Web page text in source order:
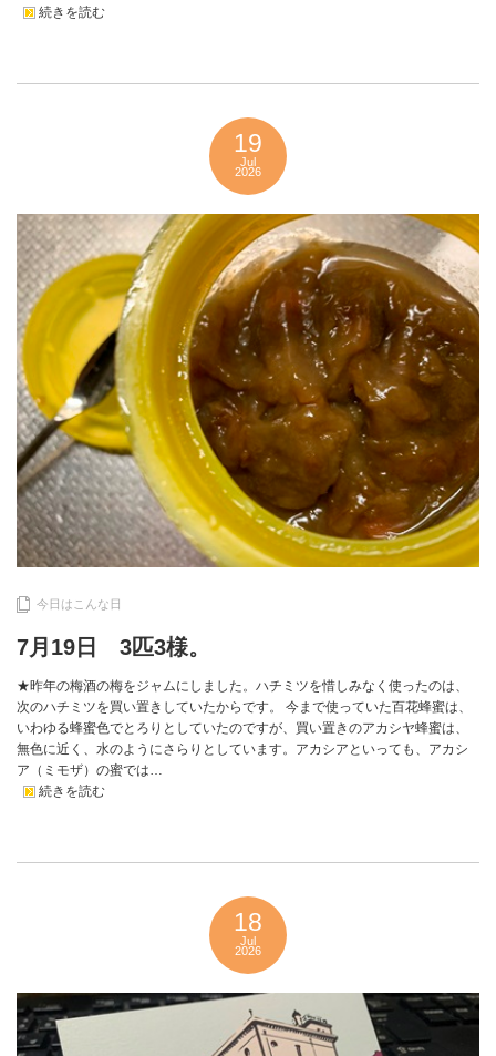
続きを読む
19
Jul
2026
今日はこんな日
7月19日 3匹3様。
★昨年の梅酒の梅をジャムにしました。ハチミツを惜しみなく使ったのは、
次のハチミツを買い置きしていたからです。 今まで使っていた百花蜂蜜は、
いわゆる蜂蜜色でとろりとしていたのですが、買い置きのアカシヤ蜂蜜は、
無色に近く、水のようにさらりとしています。アカシアといっても、アカシ
ア（ミモザ）の蜜では…
続きを読む
18
Jul
2026